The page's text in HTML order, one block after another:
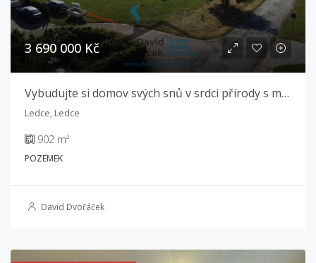
3 690 000 Kč
Vybudujte si domov svých snů v srdci přírody s městským komfortem na dosah!
Ledce, Ledce
902 m²
POZEMEK
David Dvořáček